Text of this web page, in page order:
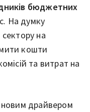
бюджетних
На думку
на
кошти
та витрат на
драйвером